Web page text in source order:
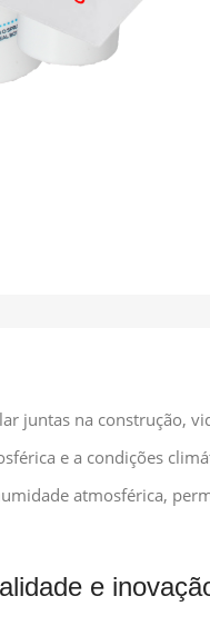
juntas na construção,
e a condições
atmosférica,
e